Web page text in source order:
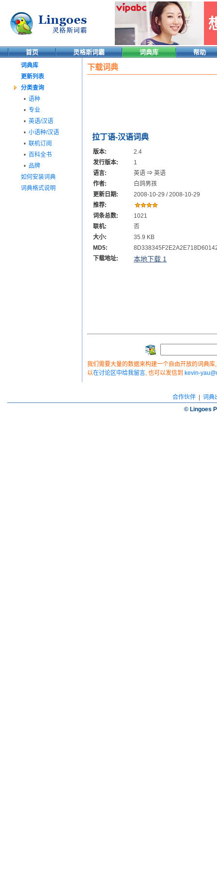
首页 灵格斯词霸 词典库 帮助
词典库
更新列表
分类查询
• 语种
• 专业
• 英语/汉语
• 小语种/汉语
• 联机订阅
• 百科全书
• 品牌
如何安装词典
词典格式说明
下载词典
拉丁语-汉语词典
版本:
2.4
发行版本:
1
语言:
英语 ⇒ 英语
作者:
白鸽男孩
更新日期:
2008-10-29 / 2008-10-29
推荐:
词条总数:
1021
联机:
否
大小:
35.9 KB
MD5:
下载地址:
本地下载 1
我们需要大量的数据来构建一个自由开放的词典
以在讨论区中给我留言, 也可以发信到 kevin-
合作伙伴| 词典
© Lingoes